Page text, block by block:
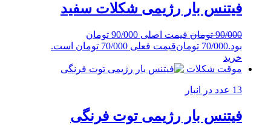
فیتنس بار رژیمی شکلات سفید
90/000 تومان
قیمت اصلی 90/000 تومان
بود.70/000 تومانقیمت فعلی 70/000 تومان است.
خرید
موقت شکلات
13 عدد در انبار
فیتنس بار رژیمی توت فرنگی